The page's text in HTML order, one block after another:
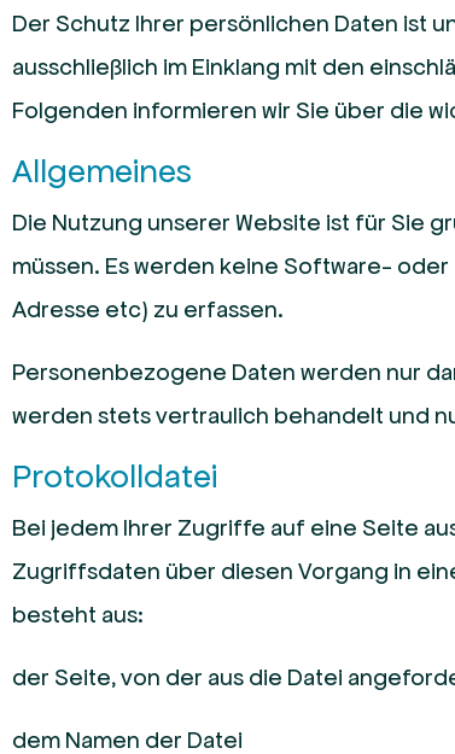
Der Schutz Ihrer persönlichen Daten ist
ausschließlich im Einklang mit den
Folgenden informieren wir Sie über die
Allgemeines
Die Nutzung unserer Website ist für Sie
müssen. Es werden keine Software-
Adresse etc) zu erfassen.
Personenbezogene Daten werden nur
werden stets vertraulich behandelt und
Protokolldatei
Bei jedem Ihrer Zugriffe auf eine Seite
Zugriffsdaten über diesen Vorgang in
besteht aus:
der Seite, von der aus die Datei
dem Namen der Datei